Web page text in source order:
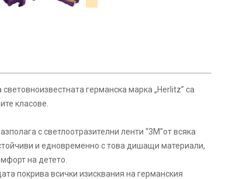
германска марка „Herlitz” са
класове.
с светлоотразителни ленти “3M”от всяка
и едновременно с това дишащи материали,
на детето.
покрива всички изисквания на германския